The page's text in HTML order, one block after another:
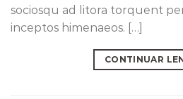
sociosqu ad litora torquent
inceptos himenaeos. […]
CONTINUAR